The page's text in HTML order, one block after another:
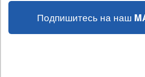
Подпишитесь на наш